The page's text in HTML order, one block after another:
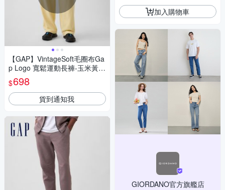
【GAP】VintageSoft毛圈布Ga
p Logo 寬鬆運動長褲-玉米黃/
卡爾石色/無月黑/制服深藍(887
925)
$698
貨到通知我
加入購物車
GIORDANO官方旗艦店